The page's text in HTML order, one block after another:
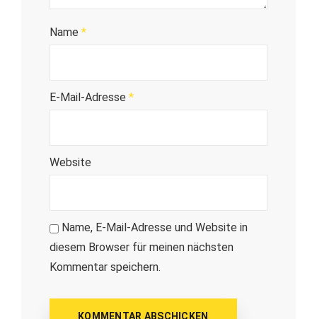
Name *
E-Mail-Adresse *
Website
Name, E-Mail-Adresse und Website in
diesem Browser für meinen nächsten
Kommentar speichern.